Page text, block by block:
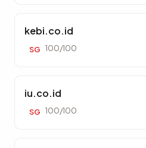
kebi.co.id
SG 100/100
iu.co.id
SG 100/100